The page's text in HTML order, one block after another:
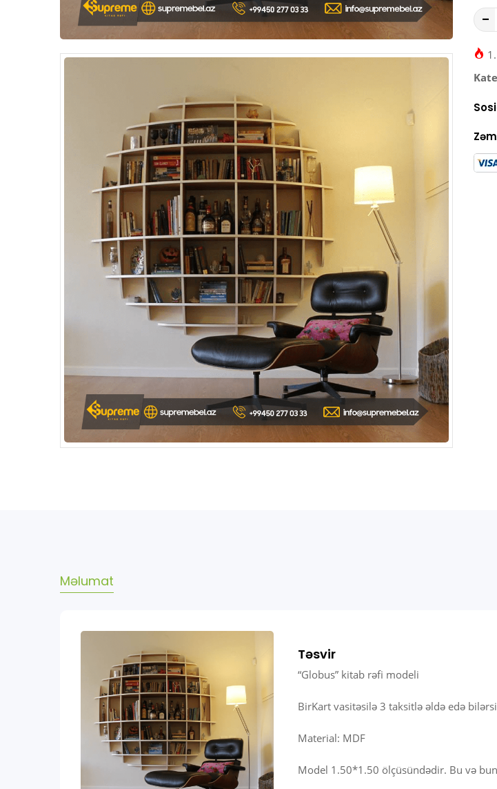
-
Məlumat
Təsvir
“Globus” kitab rəfi modeli
BirKart vasitəsilə 3 taksitlə əldə edə
Material: MDF
Model 1.50*1.50 ölçüsündədir. Bu və